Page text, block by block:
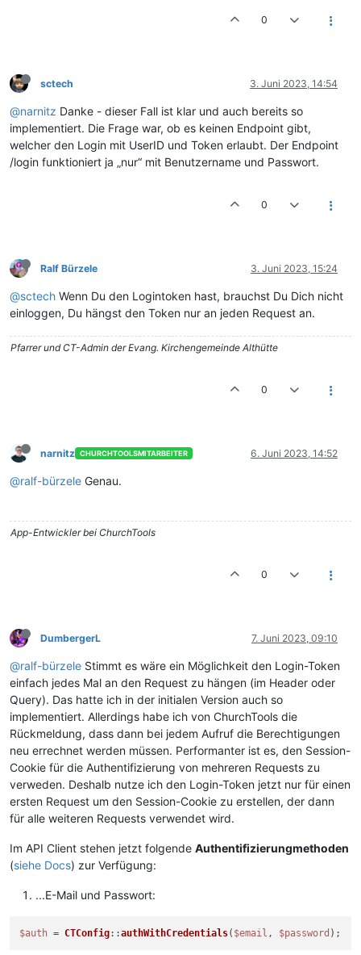
0
sctech 3. Juni 2023, 14:54
@narnitz Danke - dieser Fall ist klar und auch bereits so
implementiert. Die Frage war, ob es keinen Endpoint gibt,
welcher den Login mit UserID und Token erlaubt. Der Endpoint
/login funktioniert ja „nur“ mit Benutzername und Passwort.
0
Ralf Bürzele 3. Juni 2023, 15:24
@sctech Wenn Du den Logintoken hast, brauchst Du Dich nicht
einloggen, Du hängst den Token nur an jeden Request an.
Pfarrer und CT-Admin der Evang. Kirchengemeinde Althütte
0
narnitz CHURCHTOOLSMITARBEITER 6. Juni 2023, 14:52
@ralf-bürzele Genau.
App-Entwickler bei ChurchTools
0
DumbergerL 7. Juni 2023, 09:10
@ralf-bürzele Stimmt es wäre ein Möglichkeit den Login-Token
einfach jedes Mal an den Request zu hängen (im Header oder
Query). Das hatte ich in der initialen Version auch so
implementiert. Allerdings habe ich von ChurchTools die
Rückmeldung, dass dann bei jedem Aufruf die Berechtigungen
neu errechnet werden müssen. Performanter ist es, den Session-
Cookie für die Authentifizierung von mehreren Requests zu
verweden. Deshalb nutze ich den Login-Token jetzt nur für einen
ersten Request um den Session-Cookie zu erstellen, der dann
für alle weiteren Requests verwendet wird.
Im API Client stehen jetzt folgende Authentifizierungmethoden
(siehe Docs) zur Verfügung:
...E-Mail und Passwort:
$auth = CTConfig::authWithCredentials( $email , $password